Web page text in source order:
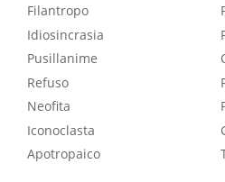
Filantropo
Idiosincrasia
Pusillanime
Refuso
Neofita
Iconoclasta
Apotropaico